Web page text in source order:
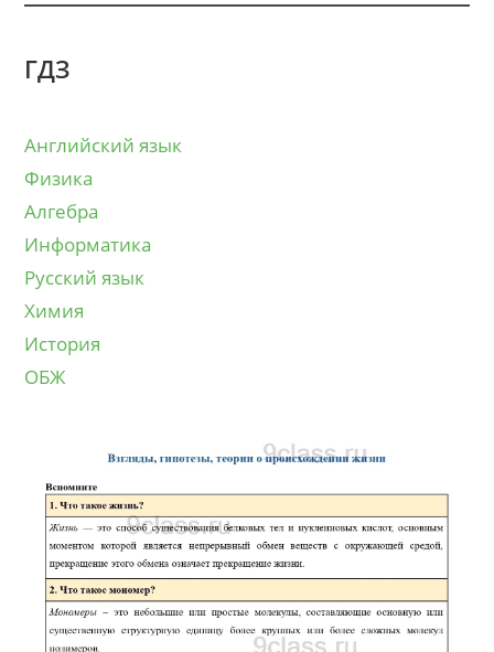
ГДЗ
Английский язык
Физика
Алгебра
Информатика
Русский язык
Химия
История
ОБЖ